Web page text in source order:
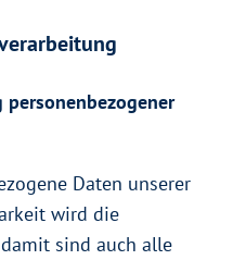
personenbezogener
Daten unserer
wird die
sind auch alle